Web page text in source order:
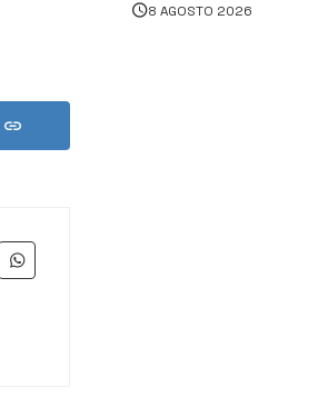
morto in un incidente
8 AGOSTO 2026